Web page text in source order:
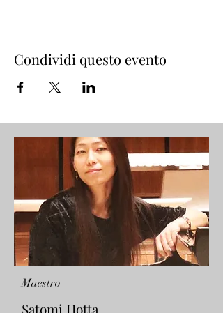
Condividi questo evento
Maestro
Satomi Hotta